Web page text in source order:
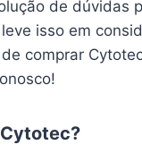
de dúvidas
isso em
comprar